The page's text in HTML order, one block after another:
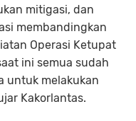
mitigasi, dan
membandingkan
Operasi Ketupat
ini semua sudah
untuk melakukan
Kakorlantas.